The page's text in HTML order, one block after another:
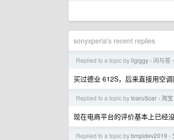
sonyxperia's recent replies
Replied to a topic by ligiggy › 问与答 ›
买过德业 612S，后来直接用空
Replied to a topic bytoaruScar › 淘宝
现在电商平台的评价基本上已经
Replied to a topic bybmpidev2019 ›